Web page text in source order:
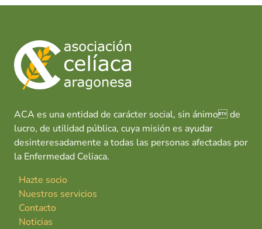
ACA es una entidad de carácter social, sin ánimo de
lucro, de utilidad pública, cuya misión es ayudar
desinteresadamente a todas las personas afectadas por
la Enfermedad Celiaca.
Hazte socio
Nuestros servicios
Contacto
Noticias